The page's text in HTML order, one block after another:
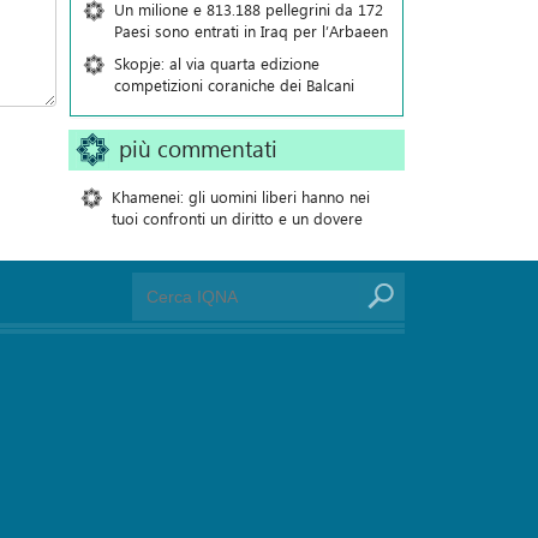
Un milione e 813.188 pellegrini da 172
Paesi sono entrati in Iraq per l’Arbaeen
Skopje: al via quarta edizione
competizioni coraniche dei Balcani
più commentati
Khamenei: gli uomini liberi hanno nei
tuoi confronti un diritto e un dovere